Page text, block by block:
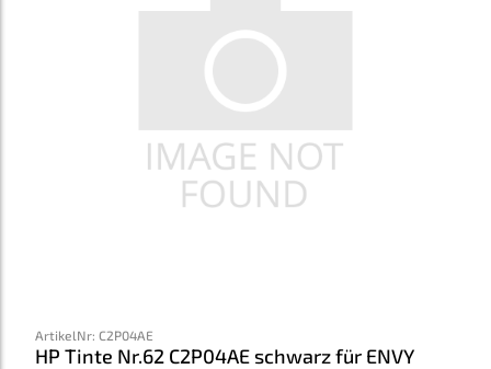
HP Tinte Nr.62 C2P04AE schwarz für ENVY
ArtikelNr: C2P04AE